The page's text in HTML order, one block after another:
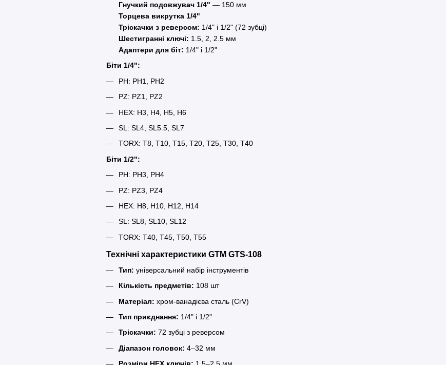
Гнучкий подовжувач 1/4" — 150 мм
Торцева викрутка 1/4"
Тріскачки з реверсом: 1/4" і 1/2" (72 зубці)
Шестигранні ключі: 1.5, 2, 2.5 мм
Адаптери для біт: 1/4" і 1/2"
Біти 1/4":
PH: PH1, PH2
PZ: PZ1, PZ2
HEX: H3, H4, H5, H6
SL: SL4, SL5.5, SL7
TORX: T8, T10, T15, T20, T25, T30, T40
Біти 1/2":
PH: PH3, PH4
PZ: PZ3, PZ4
HEX: H8, H10, H12, H14
SL: SL8, SL10, SL12
TORX: T40, T45, T50, T55
Технічні характеристики GTM GTS-108
Тип: універсальний набір інструментів
Кількість предметів: 108 шт
Матеріал: хром-ванадієва сталь (CrV)
Тип приєднання: 1/4" і 1/2"
Тріскачки: 72 зубці з реверсом
Діапазон головок: 4–32 мм